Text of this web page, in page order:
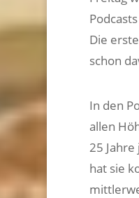
Die
schon
In den
allen
25
hat sie